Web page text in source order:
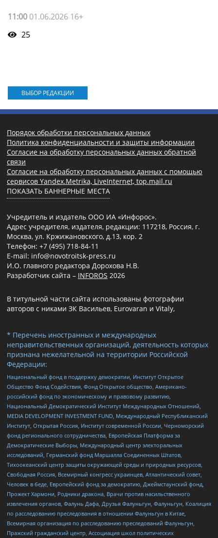
11:00 01.06.2026 16+
25
ВЫБОР РЕДАКЦИИ
Порядок обработки персональных данных
Политика конфиденциальности и защиты информации
Согласие на обработку персональных данных обратной
связи
Согласие на обработку персональных данных с помощью
сервисов Yandex.Metrika, LiveInternet, top.mail.ru
ПОКАЗАТЬ БАННЕРНЫЕ МЕСТА
Учредитель и издатель ООО ИА «Инфорос».
Адрес учредителя, издателя, редакции: 117218, Россия, г.
Москва, ул. Кржижановского, д.13, кор. 2
Телефон: +7 (495) 718-84-11
E-mail: info@novotroitsk-press.ru
И.О. главного редактора Дорохова Н.В.
Разработчик сайта – INFOROS 2026
В титульной части сайта использованы фотографии
авторов с никами ЗК Васильев, Eurovaran и Vitaly,
* Перечень иностранных и международных
неправительственных организаций, деятельность которых
признана нежелательной на территории Российской
Федерации:
Национальный фонд в поддержку демократии, Институт Открытое
Общество Фонд Содействия, Фонд Открытое общество, Американо-
российский фонд по экономическому и правовому развитию,
Национальный Демократический Институт Международных Отношений,
MEDIA DEVELOPMENT INVESTMENT FUND, Международный Республиканский
Институт, Открытая Россия, Институт современной России, Черноморский
фонд регионального сотрудничества, Европейская Платформа за
Демократические Выборы, Международный центр электоральных
исследований, Германский фонд Маршалла Соединенных Штатов,
Тихоокеанский центр защиты окружающей среды и природных ресурсов,
Свободная Россия, Всемирный конгресс украинцев, Атлантический совет,
Человек в беде, Европейский фонд за демократию, Джеймстаунский фонд,
Прожект Хармони, Родники дракона, Врачи против насильственного
извлечения органов, Фалунь Дафа, Друзья Фалуньгун, Фалуньгун, Коалиция
по расследованию преследования в отношении Фалуньгун в Китае,
Всемирная организация по расследованию преследований Фалуньгун,
Пражский гражданский центр, Ассоциация школ политических